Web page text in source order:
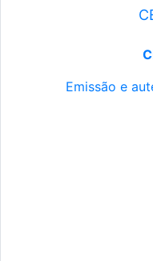
Emissão e